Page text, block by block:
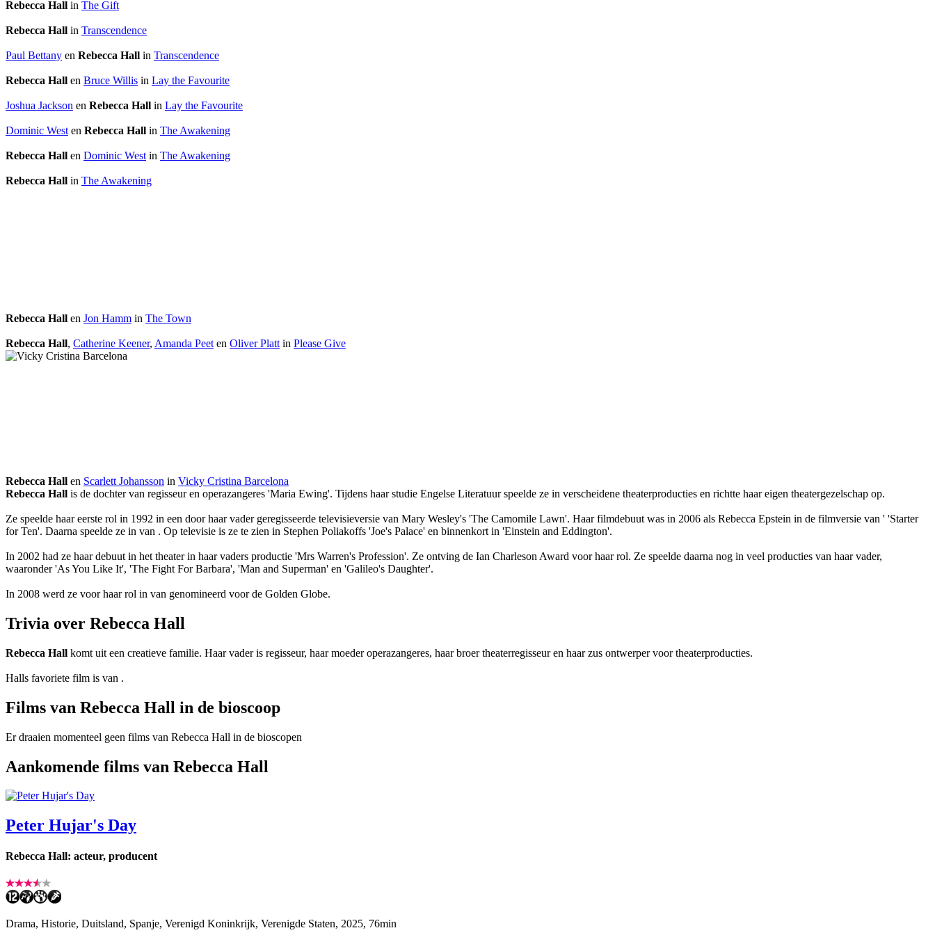
Rebecca Hall in The Gift
Rebecca Hall in Transcendence
Paul Bettany en Rebecca Hall in Transcendence
Rebecca Hall en Bruce Willis in Lay the Favourite
Joshua Jackson en Rebecca Hall in Lay the Favourite
Dominic West en Rebecca Hall in The Awakening
Rebecca Hall en Dominic West in The Awakening
Rebecca Hall in The Awakening
Rebecca Hall en Jon Hamm in The Town
Rebecca Hall, Catherine Keener, Amanda Peet en Oliver Platt in Please Give
Rebecca Hall en Scarlett Johansson in Vicky Cristina Barcelona
Rebecca Hall is de dochter van regisseuren operazangeres 'Maria Ewing'. Tijdens haar studie Engelse Literatuur speelde ze in verscheidene theaterproducties en richtte haar eigen theatergezelschap op.
Ze speelde haar eerste rol in 1992 in een door haar vader geregisseerde televisieversie van Mary Wesley's 'The Camomile Lawn'. Haar filmdebuut was in 2006 als Rebecca Epstein in de filmversie van ' 'Starter
for Ten'. Daarna speelde ze in van . Op televisie is ze te zien in Stephen Poliakoffs 'Joe's Palace' en binnenkort in 'Einstein and Eddington'.
In 2002 had ze haar debuut in het theater in haar vaders productie 'Mrs Warren's Profession'. Ze ontving de Ian Charleson Award voor haar rol. Ze speelde daarna nog in veel producties van haar vader,
waaronder 'As You Like It', 'The Fight For Barbara', 'Man and Superman' en 'Galileo's Daughter'.
In 2008 werd ze voor haar rol in van genomineerd voor de Golden Globe.
Trivia over Rebecca Hall
Rebecca Hall komt uit een creatieve familie. Haar vader is regisseur, haar moeder operazangeres, haar broer theaterregisseur en haar zus ontwerper voor theaterproducties.
Halls favoriete film is van .
Films van Rebecca Hall in de bioscoop
Er draaien momenteel geen films van Rebecca Hall in de bioscopen
Aankomende films van Rebecca Hall
Peter Hujar's Day
Rebecca Hall: acteur, producent
Drama, Historie, Duitsland, Spanje, Verenigd Koninkrijk, Verenigde Staten, 2025, 76min